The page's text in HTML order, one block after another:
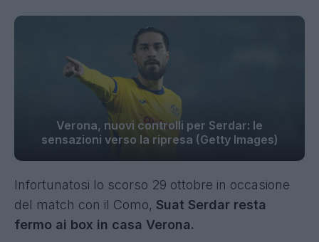
Verona, nuovi controlli per Serdar: le
sensazioni verso la ripresa (Getty Images)
Infortunatosi lo scorso 29 ottobre in occasione
del match con il Como, Suat Serdar resta
fermo ai box in casa Verona.